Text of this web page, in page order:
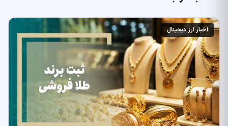
اخبار ارز دیجیتال